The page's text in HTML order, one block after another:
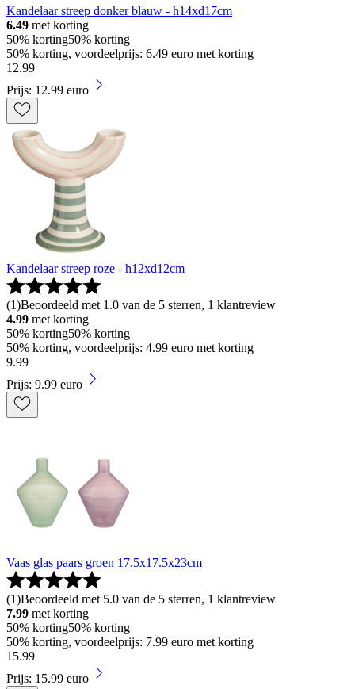
Kandelaar streep donker blauw - h14xd17cm
6.49 met korting
50% korting50% korting
50% korting, voordeelprijs: 6.49 euro met korting
12.99
Prijs: 12.99 euro
Kandelaar streep roze - h12xd12cm
(1)Beoordeeld met 1.0 van de 5 sterren, 1 klantreview
4.99 met korting
50% korting50% korting
50% korting, voordeelprijs: 4.99 euro met korting
9.99
Prijs: 9.99 euro
Vaas glas paars groen 17.5x17.5x23cm
(1)Beoordeeld met 5.0 van de 5 sterren, 1 klantreview
7.99 met korting
50% korting50% korting
50% korting, voordeelprijs: 7.99 euro met korting
15.99
Prijs: 15.99 euro